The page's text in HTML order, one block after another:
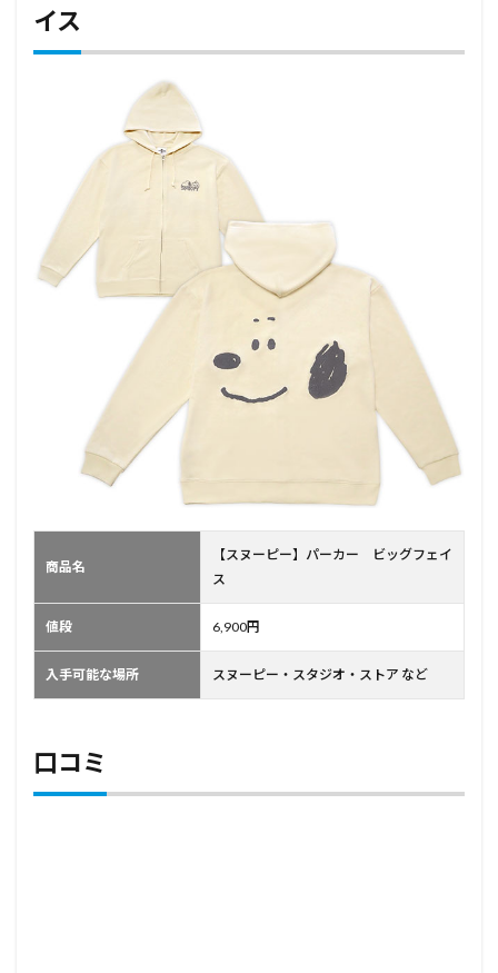
イス
商品名
【スヌーピー】パーカー ビッグフェイ
ス
値段 6,900円
入手可能な場所 スヌーピー・スタジオ・ストア など
口コミ